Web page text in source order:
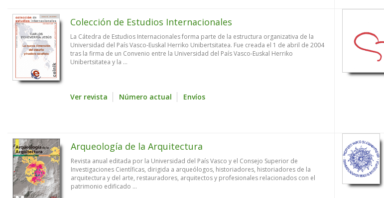
Colección de Estudios Internacionales
La Cátedra de Estudios Internacionales forma parte de la estructura organizativa de la
Universidad del País Vasco-Euskal Herriko Unibertsitatea. Fue creada el 1 de abril de 2004
tras la firma de un Convenio entre la Universidad del País Vasco-Euskal Herriko
Unibertsitatea y la ...
Ver revista Número actual Envíos
Arqueología de la Arquitectura
Revista anual editada por la Universidad del País Vasco y el Consejo Superior de
Investigaciones Científicas, dirigida a arqueólogos, historiadores, historiadores de la
arquitectura y del arte, restauradores, arquitectos y profesionales relacionados con el
patrimonio edificado ...